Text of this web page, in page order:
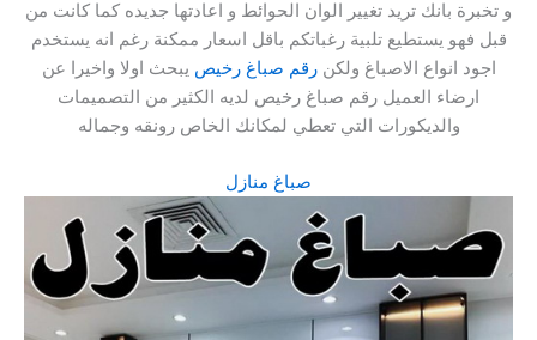
و تخبرة بانك تريد تغيير الوان الحوائط و اعادتها جديده كما كانت من
قبل فهو يستطيع تلبية رغباتكم باقل اسعار ممكنة رغم انه يستخدم
اجود انواع الاصباغ ولكن رقم صباغ رخيص يبحث اولا واخيرا عن
ارضاء العميل رقم صباغ رخيص لديه الكثير من التصميمات
والديكورات التي تعطي لمكانك الخاص رونقه وجماله
صباغ منازل